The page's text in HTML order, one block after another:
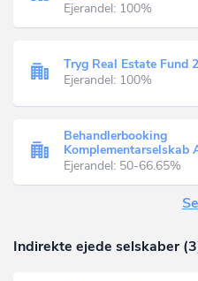
Ejerandel: 100%
Tryg Real Estate Fund
Ejerandel: 100%
Behandlerbooking
Komplementarselskab
Ejerandel: 50-66.65%
Indirekte ejede selskaber